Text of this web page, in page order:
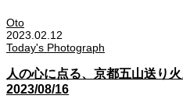
Oto
2023.02.12
Today's Photograph
人の心に点る、京都五山送り
2023/08/16